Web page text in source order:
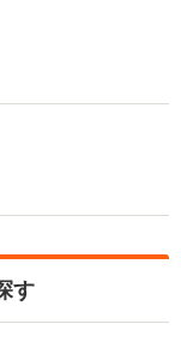
す